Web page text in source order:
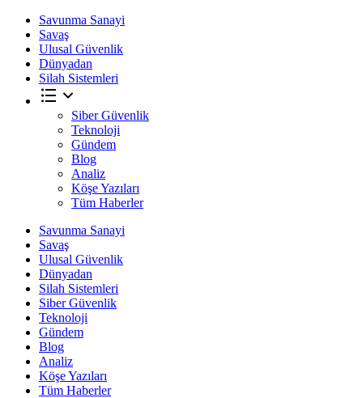
Savunma Sanayi
Savaş
Ulusal Güvenlik
Dünyadan
Silah Sistemleri
Siber Güvenlik
Teknoloji
Gündem
Blog
Analiz
Köşe Yazıları
Tüm Haberler
Savunma Sanayi
Savaş
Ulusal Güvenlik
Dünyadan
Silah Sistemleri
Siber Güvenlik
Teknoloji
Gündem
Blog
Analiz
Köşe Yazıları
Tüm Haberler